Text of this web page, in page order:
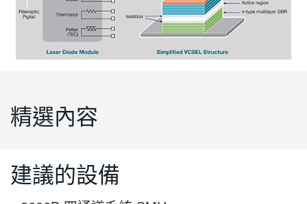
精選內容
建議的設備